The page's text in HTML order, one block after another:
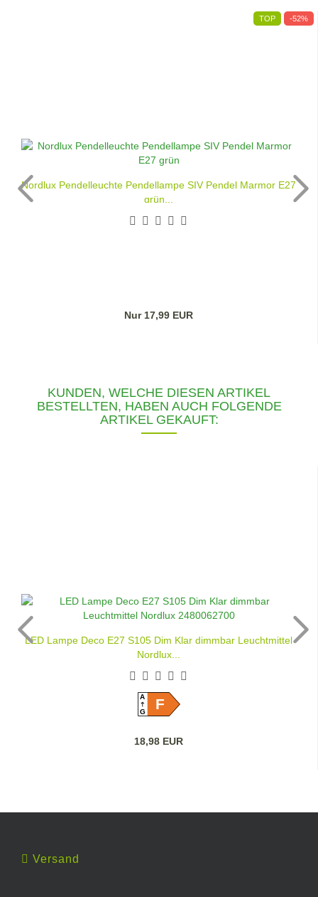
TOP -52%
Nordlux Pendelleuchte Pendellampe SIV Pendel Marmor E27
grün...
Nur 17,99 EUR
KUNDEN, WELCHE DIESEN ARTIKEL
BESTELLTEN, HABEN AUCH FOLGENDE
ARTIKEL GEKAUFT:
LED Lampe Deco E27 S105 Dim Klar dimmbar Leuchtmittel
Nordlux...
A
GF
18,98 EUR
Versand